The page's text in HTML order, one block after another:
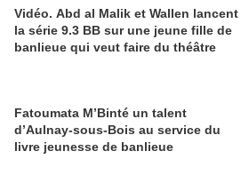
Vidéo. Abd al Malik et Wallen lancent
la série 9.3 BB sur une jeune fille de
banlieue qui veut faire du théâtre
Fatoumata M’Binté un talent
d’Aulnay-sous-Bois au service du
livre jeunesse de banlieue